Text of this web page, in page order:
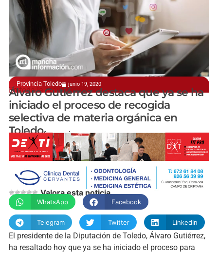
Provincia Toledo junio 19, 2020
En toda la provincia
Álvaro Gutiérrez destaca que ya se ha
iniciado el proceso de recogida
selectiva de materia orgánica en
Toledo
manchainformacion.com
Valora esta noticia
WhatsApp Facebook
Telegram Twitter LinkedIn
El presidente de la Diputación de Toledo, Álvaro Gutiérrez,
ha resaltado hoy que ya se ha iniciado el proceso para